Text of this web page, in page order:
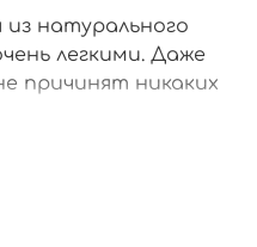
натурального
легкими. Даже
причинят никаких
вручную.